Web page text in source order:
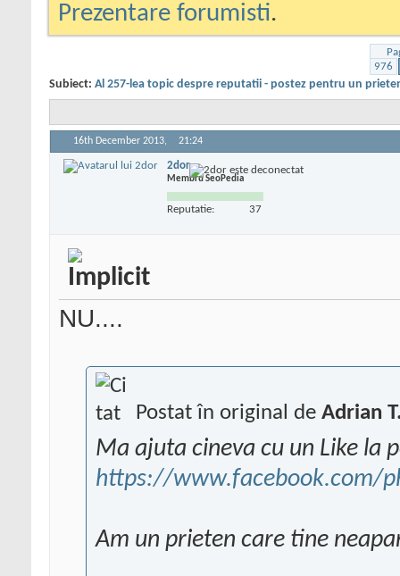
Prezentare forumisti.
976
Subiect: Al 257-lea topic despre reputatii - postez pentru un
16th December 2013, 21:24
2dor
Membru SeoPedia
Reputatie: 37
NU....
Postat în original de Adrian
Ma ajuta cineva cu un Like la
https://www.facebook.com/
Am un prieten care tine